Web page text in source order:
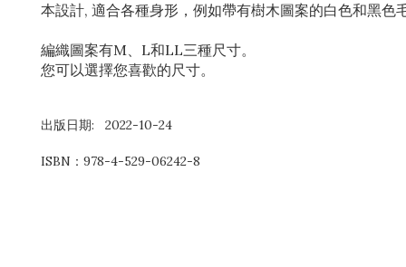
本設計, 適合各種身形，例如帶有樹木圖案的白色和黑
編織圖案有M、L和LL三種尺寸。
您可以選擇您喜歡的尺寸。
出版日期: 2022-10-24
ISBN： 978-4-529-06242-8